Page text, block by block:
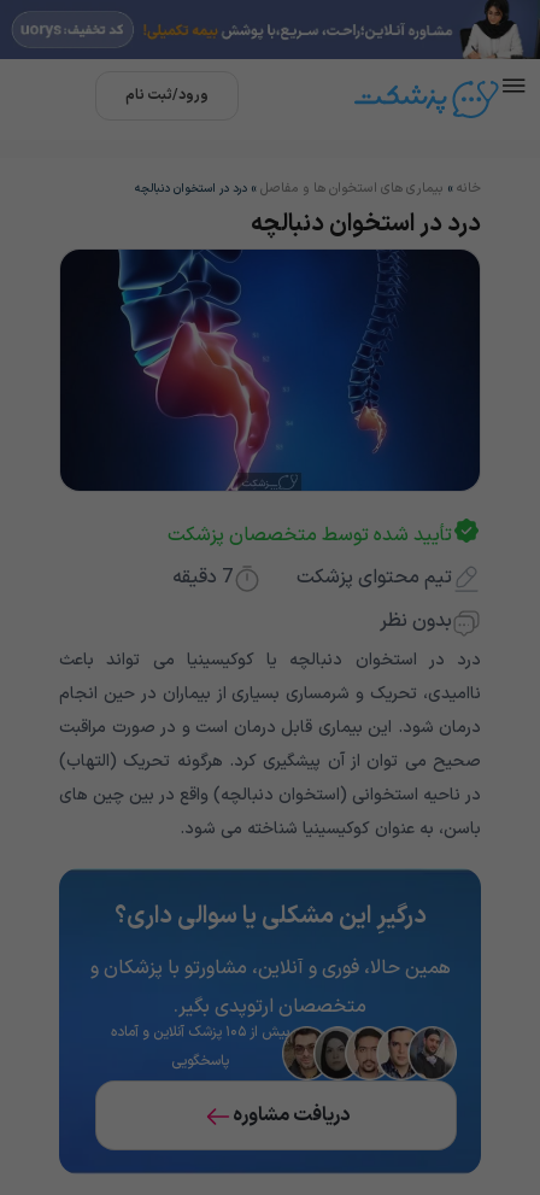
ورود/ثبت نام
خانه » بیماری های استخوان ها و مفاصل » درد در استخوان دنبالچه
درد در استخوان دنبالچه
تأیید شده توسط متخصصان پزشکت
تیم محتوای پزشکت
7 دقیقه
بدون نظر
درد در استخوان دنبالچه یا کوکیسینیا می تواند باعث
ناامیدی، تحریک و شرمساری بسیاری از بیماران در حین انجام
درمان شود. این بیماری قابل درمان است و در صورت مراقبت
صحیح می توان از آن پیشگیری کرد. هرگونه تحریک (التهاب)
در ناحیه استخوانی (استخوان دنبالچه) واقع در بین چین های
باسن، به عنوان کوکیسینیا شناخته می شود.
درگیرِ این مشکلی یا سوالی داری؟
همین حالا، فوری و آنلاین، مشاورتو با پزشکان و
متخصصان ارتوپدی بگیر.
بیش از ۱۰۵ پزشک آنلاین و آماده
پاسخگویی
دریافت مشاوره